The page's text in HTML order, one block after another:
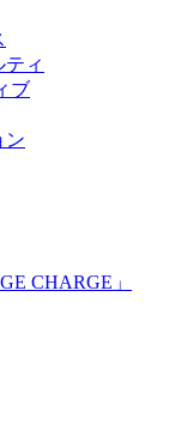
ィ
ブ
ン
CHARGE」